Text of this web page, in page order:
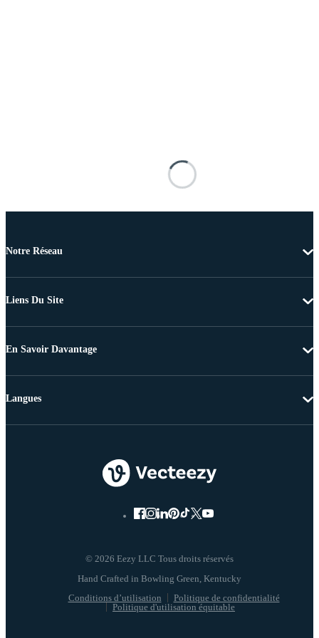
Notre Réseau
Liens Du Site
En Savoir Davantage
© 2026 Eezy LLC Tous droits réservés
Conditions d’utilisation
Politique de confidentialité
Politique d'utilisation équitable
Langues